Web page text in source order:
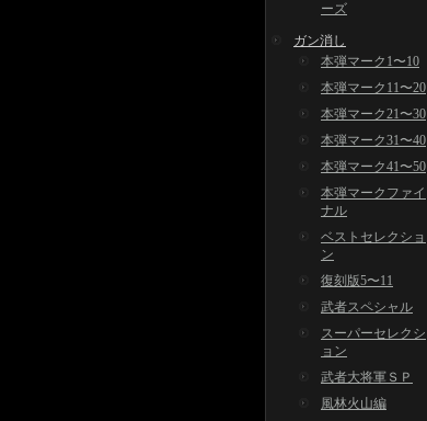
ーズ
ガン消し
本弾マーク1〜10
本弾マーク11〜20
本弾マーク21〜30
本弾マーク31〜40
本弾マーク41〜50
本弾マークファイ
ナル
ベストセレクショ
ン
復刻版5〜11
武者スペシャル
スーパーセレクシ
ョン
武者大将軍ＳＰ
風林火山編